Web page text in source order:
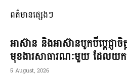
ពត៌មានផ្សេងៗ
អាស៊ាន និងអាស៊ានបូកបីប្តេជ្ញាចិ
មុខងារសាធារណៈមួយ ដែលយក
5 August, 2026